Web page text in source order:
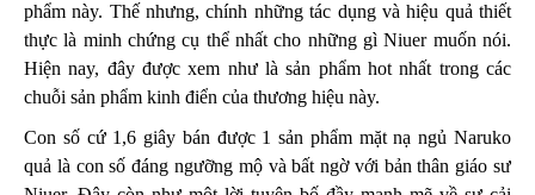
phẩm này. Thế nhưng, chính những tác dụng và hiệu quả thiết
thực là minh chứng cụ thể nhất cho những gì Niuer muốn nói.
Hiện nay, đây được xem như là sản phẩm hot nhất trong các
chuỗi sản phẩm kinh điển của thương hiệu này.
Con số cứ 1,6 giây bán được 1 sản phẩm mặt nạ ngủ Naruko
quả là con số đáng ngưỡng mộ và bất ngờ với bản thân giáo sư